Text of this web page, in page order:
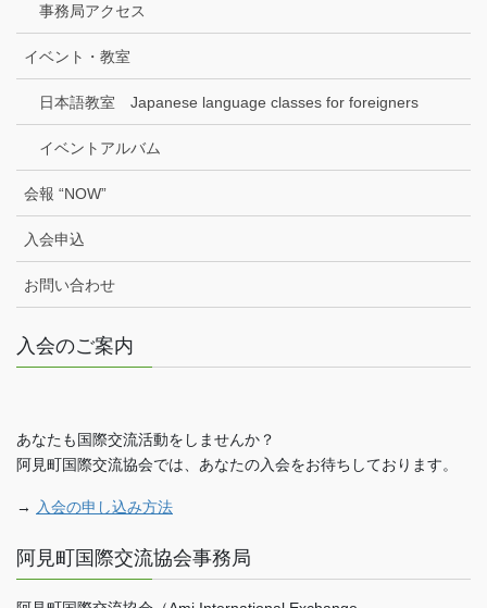
事務局アクセス
イベント・教室
日本語教室 Japanese language classes for foreigners
イベントアルバム
会報 “NOW”
入会申込
お問い合わせ
入会のご案内
あなたも国際交流活動をしませんか？
阿見町国際交流協会では、あなたの入会をお待ちしております。
→ 入会の申し込み方法
阿見町国際交流協会事務局